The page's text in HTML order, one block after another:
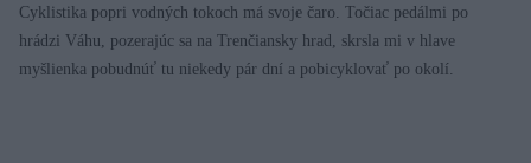
Cyklistika popri vodných tokoch má svoje čaro. Točiac pedálmi po
hrádzi Váhu, pozerajúc sa na Trenčiansky hrad, skrsla mi v hlave
myšlienka pobudnúť tu niekedy pár dní a pobicyklovať po okolí.